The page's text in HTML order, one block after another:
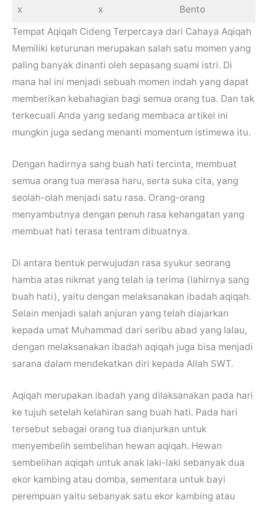
x x
Bento
Tempat Aqiqah Cideng Terpercaya dari Cahaya Aqiqah
Memiliki keturunan merupakan salah satu momen yang
paling banyak dinanti oleh sepasang suami istri. Di
mana hal ini menjadi sebuah momen indah yang dapat
memberikan kebahagian bagi semua orang tua. Dan tak
terkecuali Anda yang sedang membaca artikel ini
mungkin juga sedang menanti momentum istimewa itu.
Dengan hadirnya sang buah hati tercinta, membuat
semua orang tua merasa haru, serta suka cita, yang
seolah-olah menjadi satu rasa. Orang-orang
menyambutnya dengan penuh rasa kehangatan yang
membuat hati terasa tentram dibuatnya.
Di antara bentuk perwujudan rasa syukur seorang
hamba atas nikmat yang telah ia terima (lahirnya sang
buah hati), yaitu dengan melaksanakan ibadah aqiqah.
Selain menjadi salah anjuran yang telah diajarkan
kepada umat Muhammad dari seribu abad yang lalau,
dengan melaksanakan ibadah aqiqah juga bisa menjadi
sarana dalam mendekatkan diri kepada Allah SWT.
Aqiqah merupakan ibadah yang dilaksanakan pada hari
ke tujuh setelah kelahiran sang buah hati. Pada hari
tersebut sebagai orang tua dianjurkan untuk
menyembelih sembelihan hewan aqiqah. Hewan
sembelihan aqiqah untuk anak laki-laki sebanyak dua
ekor kambing atau domba, sementara untuk bayi
perempuan yaitu sebanyak satu ekor kambing atau